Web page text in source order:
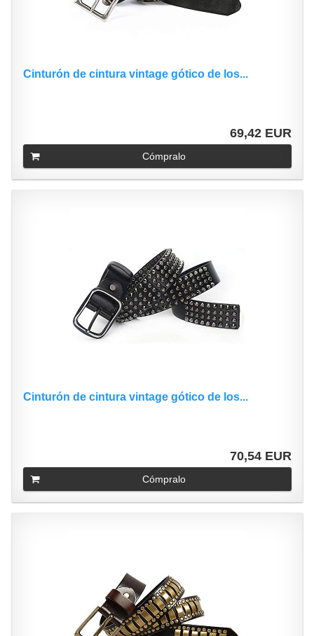
Cinturón de cintura vintage gótico de los...
69,42 EUR
Cómpralo
Cinturón de cintura vintage gótico de los...
70,54 EUR
Cómpralo